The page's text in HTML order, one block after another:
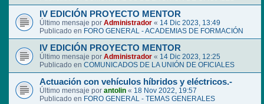
IV EDICIÓN PROYECTO MENTOR
Último mensaje por Administrador « 14 Dic 2023, 13:49
Publicado en FORO GENERAL - ACADEMIAS DE FORMACIÓN
IV EDICIÓN PROYECTO MENTOR
Último mensaje por Administrador « 14 Dic 2023, 12:25
Publicado en COMUNICADOS DE LA UNIÓN DE OFICIALES
Actuación con vehículos híbridos y eléctricos.-
Último mensaje por antolin « 18 Nov 2022, 19:57
Publicado en FORO GENERAL - TEMAS GENERALES